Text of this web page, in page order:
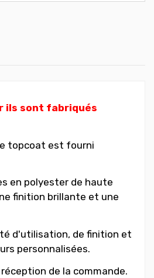
ils sont fabriqués
topcoat est fourni
en polyester de haute
finition brillante et une
d'utilisation, de finition et
personnalisées.
de la commande.